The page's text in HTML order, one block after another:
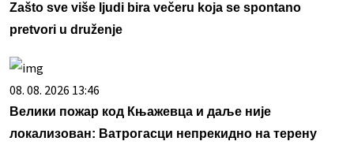
Zašto sve više ljudi bira večeru koja se spontano
pretvori u druženje
08. 08. 2026 13:46
Велики пожар код Књажевца и даље није
локализован: Ватрогасци непрекидно на терену